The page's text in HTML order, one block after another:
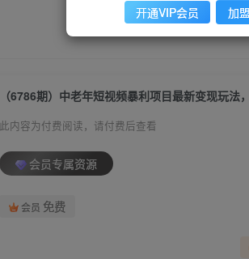
（6786期）中老年短视频暴利项目最新变现玩法
此内容为付费阅读，请付费后查看
会员专属资源
会员 免费
开通VIP会员 加